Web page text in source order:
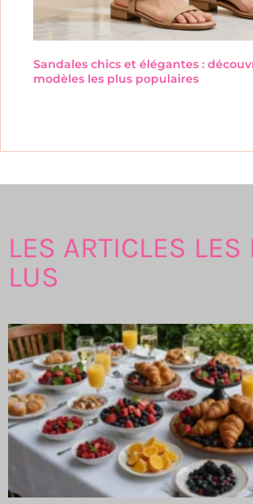
Sandales chics et élégantes :
modèles les plus populaires
LES ARTICLES LES
LUS